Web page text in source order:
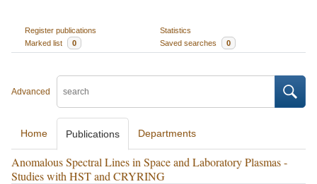
Register publications
Statistics
Marked list
0 Saved searches 0
Advanced
Home Publications Departments
Anomalous Spectral Lines in Space and Laboratory Plasmas -
Studies with HST and CRYRING